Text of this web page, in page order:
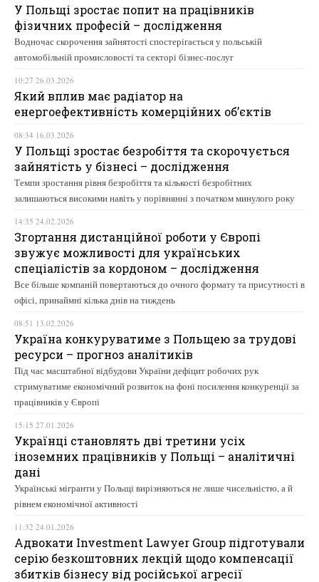
У Польщі зростає попит на працівників
фізичних професій – дослідження
Водночас скорочення зайнятості спостерігається у польській
автомобільній промисловості та секторі бізнес-послуг
10:27 26.03.2026
Який вплив має радіатор на
енергоефективність комерційних об’єктів
08:34 16.03.2026
У Польщі зростає безробіття та скорочується
зайнятість у бізнесі – дослідження
Темпи зростання рівня безробіття та кількості безробітних
залишаються високими навіть у порівнянні з початком минулого року
14:35 24.02.2026
Згортання дистанційної роботи у Європі
звужує можливості для українських
спеціалістів за кордоном – дослідження
Все більше компаній повертаються до очного формату та присутності в
офісі, принаймні кілька днів на тиждень
08:51 13.02.2026
Україна конкуруватиме з Польщею за трудові
ресурси – прогноз аналітиків
Під час масштабної відбудови України дефіцит робочих рук
стримуватиме економічний розвиток на фоні посилення конкуренції за
працівників у Європі
15:15 27.01.2026
Українці становлять дві третини усіх
іноземних працівників у Польщі – аналітичні
дані
Українські мігранти у Польщі вирізняються не лише чисельністю, а й
рівнем економічної активності
11:32 24.01.2026
Адвокати Investment Lawyer Group підготували
серію безкоштовних лекцій щодо компенсації
збитків бізнесу від російської агресії